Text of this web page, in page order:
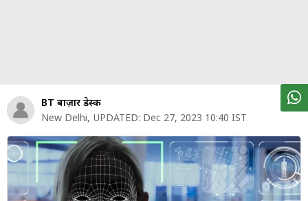
शेयर
बाज़ार
ट्रेंडिंग
बिजनेस
न्यूज
BT बाज़ार डेस्क
New Delhi, UPDATED: Dec 27, 2023 10:40 IST